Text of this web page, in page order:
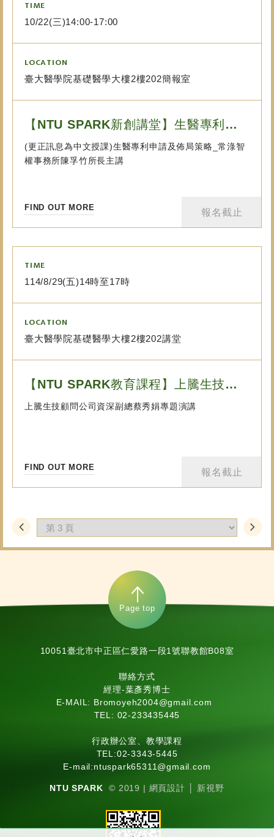
TIME
10/22(三)14:00-17:00
LOCATION
臺大醫學院基礎醫學大樓2樓202簡報室
【NTU SPARK新創講堂】生醫專利申請及佈局策略_10/22(三)14:00...
(更正訊息為中文授課)生醫專利申請及佈局策略_常淥智
權事務所陳孚竹所長主講
FIND OUT MORE 報名截止
TIME
114/8/29(五)14時至17時
LOCATION
臺大醫學院基礎醫學大樓2樓202講堂
【NTU SPARK教育課程】上騰生技顧問公司資深副總蔡秀娟專題演講_8/29(...
上騰生技顧問公司資深副總蔡秀娟專題演講
FIND OUT MORE 報名截止
Page top
10051臺北市中正區仁愛路一段1號聯教館B08室
聯絡方式
經理-葉彥秀博士
E-MAIL: Bromoyeh2004@gmail.com
TEL: 02-233435445
行政辦公室、教學課程
TEL:02-3343-5445
E-mail:ntuspark65311@gmail.com
NTU SPARK © 2019 | 網頁設計 │ 新視野